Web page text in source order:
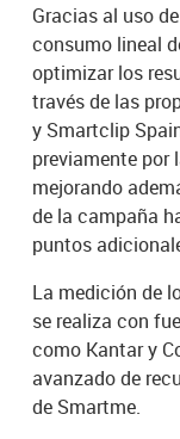
Gracias al uso
consumo lineal
optimizar los
través de las
y Smartclip
previamente por
mejorando
de la campaña
puntos
La medición de
se realiza con
como Kantar y
avanzado de
de Smartme.